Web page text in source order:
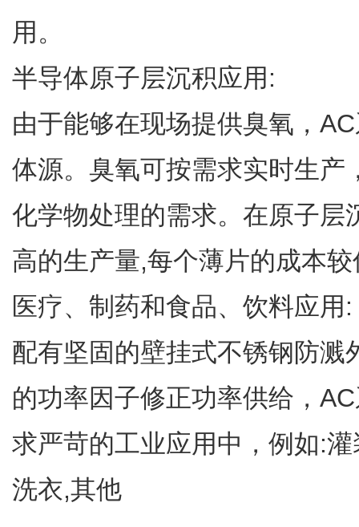
用。
半导体原子层沉积应用:
由于能够在现场提供臭氧，
体源。臭氧可按需求实时生产
化学物处理的需求。在原子层
高的生产量,每个薄片的成本
医疗、制药和食品、饮料应用:
配有坚固的壁挂式不锈钢防
的功率因子修正功率供给，
求严苛的工业应用中，例如:
洗衣,其他